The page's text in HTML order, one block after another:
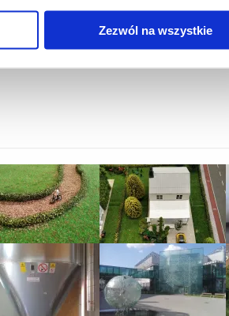
Zezwól na wszystkie